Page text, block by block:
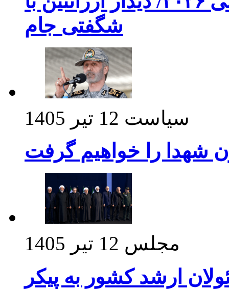
شگفتی جام
سیاست 12 تیر 1405
شهدا را خواهیم گرفت
مجلس 12 تیر 1405
ارشد کشور به پیکر